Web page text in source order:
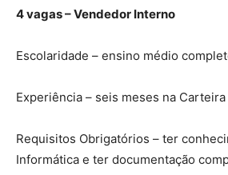
4 vagas – Vendedor Interno
Escolaridade – ensino médio
Experiência – seis meses na
Requisitos Obrigatórios – ter
Informática e ter documentação